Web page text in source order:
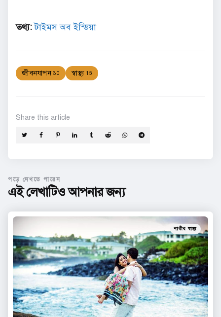
তথ্য:টাইমস অব ইন্ডিয়া
জীবনযাপন 30 স্বাস্থ্য 15
Share this article
এই লেখাটিও আপনার জন্য
পড়ে দেখতে পারেন
Categories
Posted
in
নারীর স্বাস্থ্য